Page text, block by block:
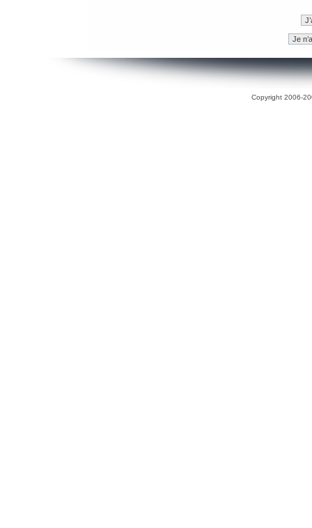
Copyright 2006-